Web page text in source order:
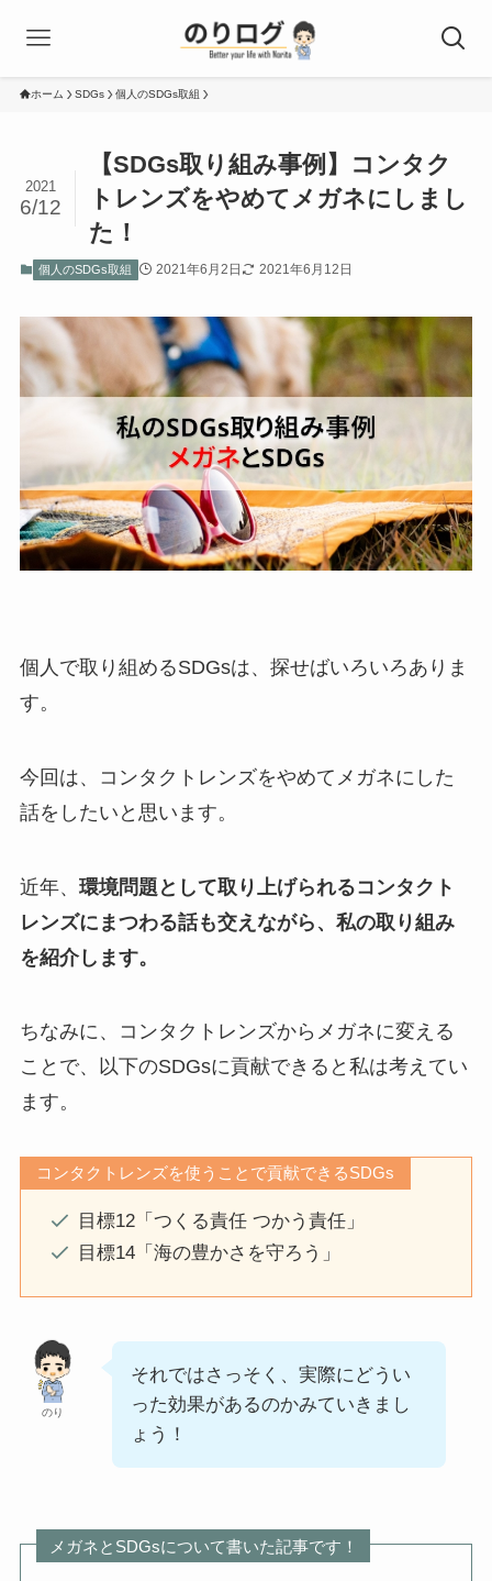
ホーム SDGs 個人のSDGs取組
【SDGs取り組み事例】コンタク
トレンズをやめてメガネにしまし
た！
2021
6/12
個人のSDGs取組 2021年6月2日 2021年6月12日
個人で取り組めるSDGsは、探せばいろいろありま
す。
今回は、コンタクトレンズをやめてメガネにした
話をしたいと思います。
近年、 環境問題として取り上げられるコンタクト
レンズにまつわる話も交えながら、私の取り組み
を紹介します。
ちなみに、コンタクトレンズからメガネに変える
ことで、以下のSDGsに貢献できると私は考えてい
ます。
コンタクトレンズを使うことで貢献できるSDGs
目標12「つくる責任 つかう責任」
目標14「海の豊かさを守ろう」
のり
それではさっそく、実際にどうい
った効果があるのかみていきまし
ょう！
メガネとSDGsについて書いた記事です！